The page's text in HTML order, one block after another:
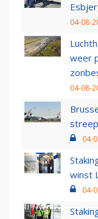
04-08-
weer
04-08-
04-
winst
04-